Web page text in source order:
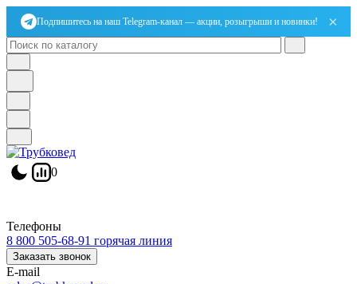
Подпишитесь на наш Telegram-канал — акции, розыгрыши и новинки! ×
0
Телефоны
8 800 505-68-91 горячая линия
Заказать звонок
E-mail